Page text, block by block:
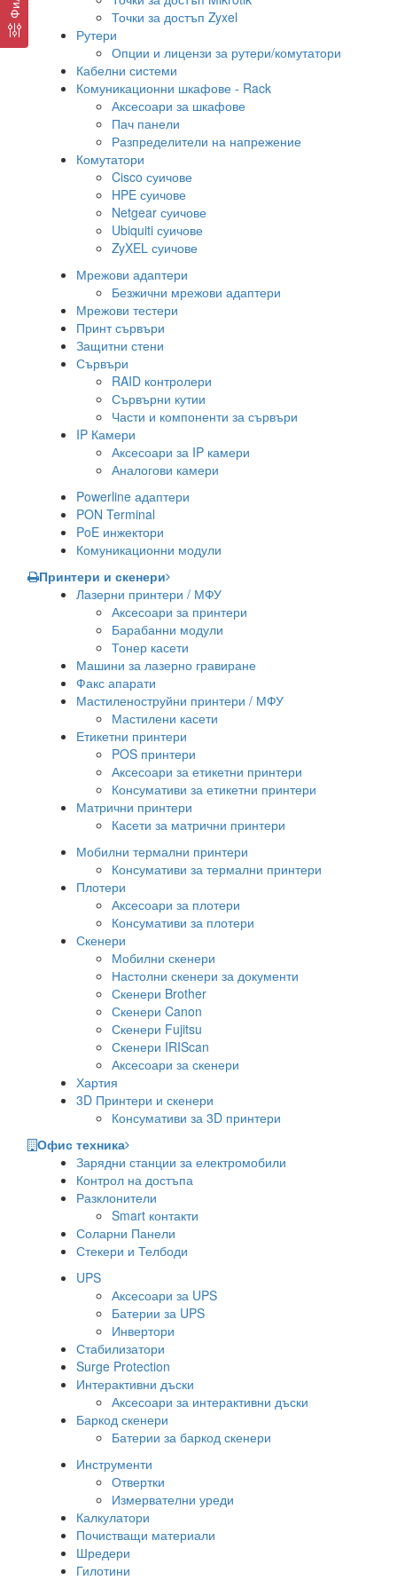
Точки за достъп Zyxel
Рутери
Опции и лицензи за рутери/комутатори
Кабелни системи
Комуникационни шкафове - Rack
Аксесоари за шкафове
Пач панели
Разпределители на напрежение
Комутатори
Cisco суичове
HPE суичове
Netgear суичове
Ubiquiti суичове
ZyXEL суичове
Мрежови адаптери
Безжични мрежови адаптери
Мрежови тестери
Принт сървъри
Защитни стени
Сървъри
RAID контролери
Сървърни кутии
Части и компоненти за сървъри
IP Камери
Аксесоари за IP камери
Аналогови камери
Powerline адаптери
PON Terminal
PoE инжектори
Комуникационни модули
Принтери и скенери
Лазерни принтери / МФУ
Аксесоари за принтери
Барабанни модули
Тонер касети
Машини за лазерно гравиране
Факс апарати
Мастиленоструйни принтери / МФУ
Мастилени касети
Етикетни принтери
POS принтери
Аксесоари за етикетни принтери
Консумативи за етикетни принтери
Матрични принтери
Касети за матрични принтери
Мобилни термални принтери
Консумативи за термални принтери
Плотери
Аксесоари за плотери
Консумативи за плотери
Скенери
Мобилни скенери
Настолни скенери за документи
Скенери Brother
Скенери Canon
Скенери Fujitsu
Скенери IRIScan
Аксесоари за скенери
Хартия
3D Принтери и скенери
Консумативи за 3D принтери
Офис техника
Зарядни станции за електромобили
Контрол на достъпа
Разклонители
Smart контакти
Соларни Панели
Стекери и Телбоди
UPS
Аксесоари за UPS
Батерии за UPS
Инвертори
Стабилизатори
Surge Protection
Интерактивни дъски
Аксесоари за интерактивни дъски
Баркод скенери
Батерии за баркод скенери
Инструменти
Отвертки
Измервателни уреди
Калкулатори
Почистващи материали
Шредери
Гилотини